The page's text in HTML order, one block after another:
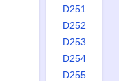
D251
D252
D253
D254
D255